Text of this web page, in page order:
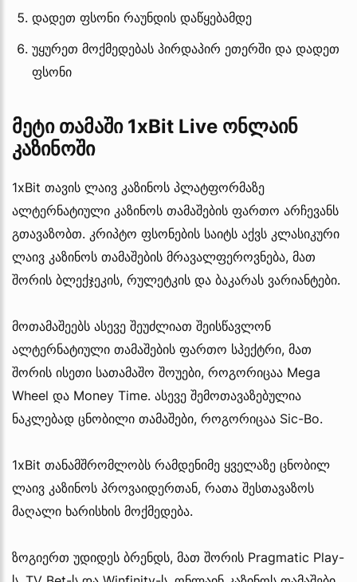
დადეთ ფსონი რაუნდის დაწყებამდე
უყურეთ მოქმედებას პირდაპირ ეთერში და დადეთ
ფსონი
მეტი თამაში 1xBit Live ონლაინ
კაზინოში
1xBit თავის ლაივ კაზინოს პლატფორმაზე
ალტერნატიული კაზინოს თამაშების ფართო არჩევანს
გთავაზობთ. კრიპტო ფსონების საიტს აქვს კლასიკური
ლაივ კაზინოს თამაშების მრავალფეროვნება, მათ
შორის ბლექჯეკის, რულეტკის და ბაკარას ვარიანტები.
მოთამაშეებს ასევე შეუძლიათ შეისწავლონ
ალტერნატიული თამაშების ფართო სპექტრი, მათ
შორის ისეთი სათამაშო შოუები, როგორიცაა Mega
Wheel და Money Time. ასევე შემოთავაზებულია
ნაკლებად ცნობილი თამაშები, როგორიცაა Sic-Bo.
1xBit თანამშრომლობს რამდენიმე ყველაზე ცნობილ
ლაივ კაზინოს პროვაიდერთან, რათა შესთავაზოს
მაღალი ხარისხის მოქმედება.
ზოგიერთ უდიდეს ბრენდს, მათ შორის Pragmatic Play-